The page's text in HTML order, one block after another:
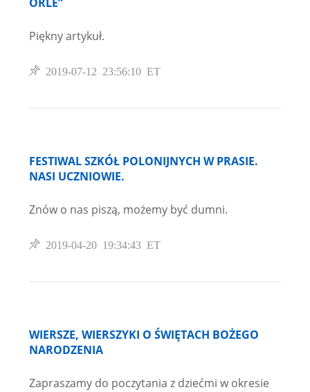
ORLE”
Piękny artykuł.
2019-07-12 23:56:10 ET
FESTIWAL SZKÓŁ POLONIJNYCH W PRASIE.
NASI UCZNIOWIE.
Znów o nas piszą, możemy być dumni.
2019-04-20 19:34:43 ET
WIERSZE, WIERSZYKI O ŚWIĘTACH BOŻEGO
NARODZENIA
Zapraszamy do poczytania z dziećmi w okresie